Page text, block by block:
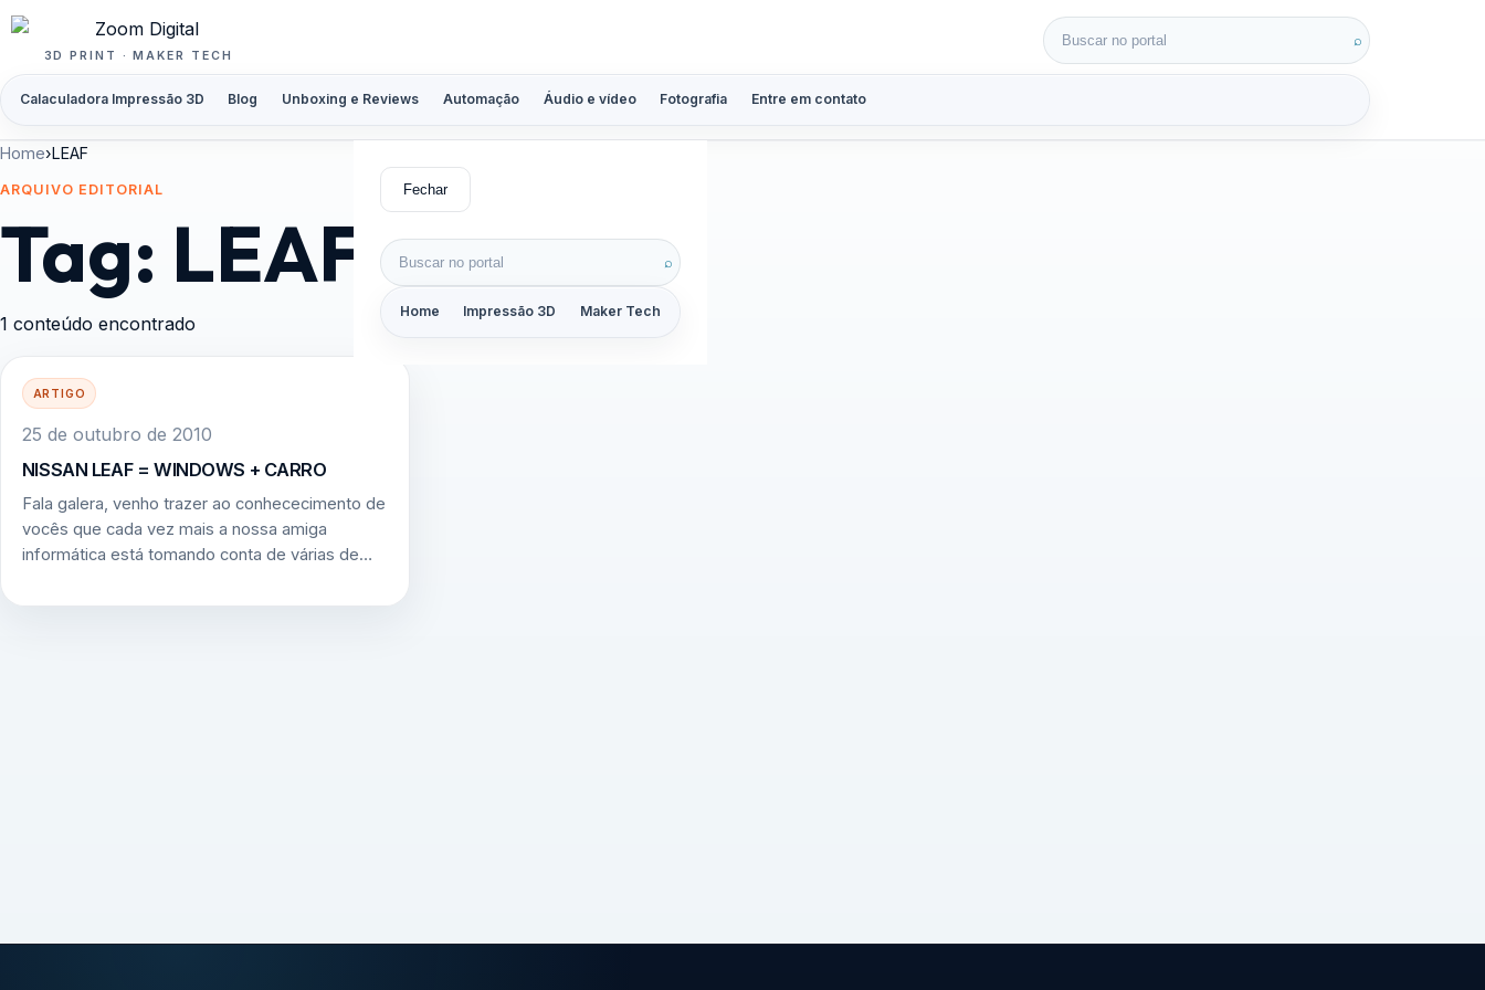
Pular para o conteúdo
3D PRINT · MAKER TECH
Calaculadora Impressão 3D Blog Unboxing e Reviews Automação Áudio e vídeo Fotografia Entre em contato
Buscar por: ⌕
Fechar
Buscar por: ⌕
Home Impressão 3D Maker Tech
Home›LEAF
ARQUIVO EDITORIAL
Tag: LEAF
1 conteúdo encontrado
ARTIGO
25 de outubro de 2010
NISSAN LEAF = WINDOWS + CARRO
Fala galera, venho trazer ao conhececimento de
vocês que cada vez mais a nossa amiga
informática está tomando conta de várias de…